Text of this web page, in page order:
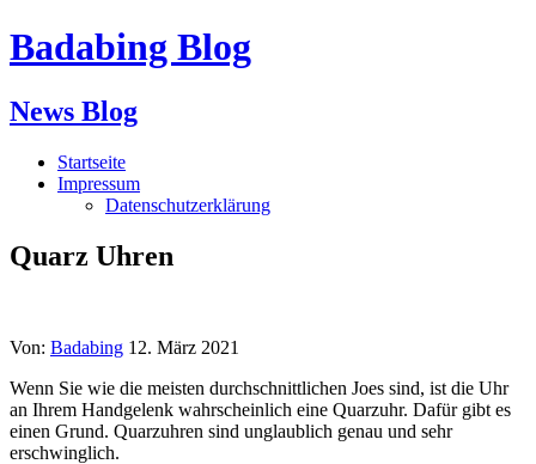
Badabing Blog
News Blog
Startseite
Impressum
Datenschutzerklärung
Quarz Uhren
Von: Badabing 12. März 2021
Wenn Sie wie die meisten durchschnittlichen Joes sind, ist die Uhr
an Ihrem Handgelenk wahrscheinlich eine Quarzuhr. Dafür gibt es
einen Grund. Quarzuhren sind unglaublich genau und sehr
erschwinglich.